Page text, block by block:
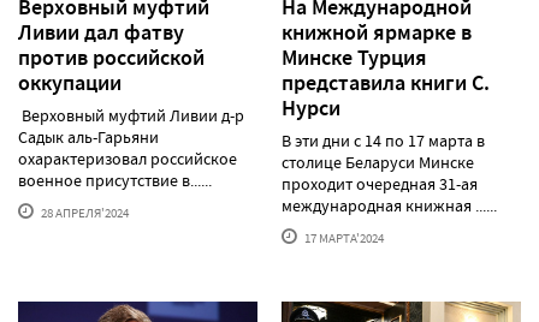
Верховный муфтий
Ливии дал фатву
против российской
оккупации
Верховный муфтий Ливии д-р
Садык аль-Гарьяни
охарактеризовал российское
военное присутствие в......
28 АПРЕЛЯ'2024
На Международной
книжной ярмарке в
Минске Турция
представила книги С.
Нурси
В эти дни с 14 по 17 марта в
столице Беларуси Минске
проходит очередная 31-ая
международная книжная ......
17 МАРТА'2024